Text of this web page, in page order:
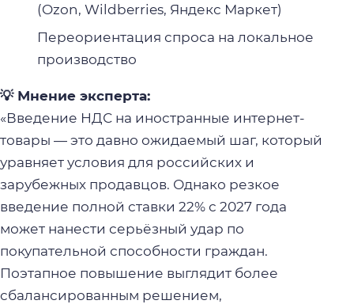
(Ozon, Wildberries, Яндекс Маркет)
Переориентация спроса на локальное
производство
💡 Мнение эксперта:
«Введение НДС на иностранные интернет-
товары — это давно ожидаемый шаг, который
уравняет условия для российских и
зарубежных продавцов. Однако резкое
введение полной ставки 22% с 2027 года
может нанести серьёзный удар по
покупательной способности граждан.
Поэтапное повышение выглядит более
сбалансированным решением,